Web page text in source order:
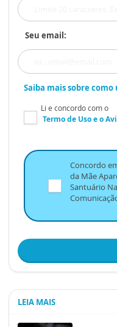
Seu email:
Saiba mais sobre como
Li e concordo com o
Termo de Usoe o
Concordo
da Mãe
Santuário
LEIA MAIS